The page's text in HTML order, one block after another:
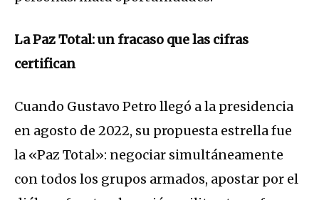
La Paz Total: un fracaso que las cifras
certifican
Cuando Gustavo Petro llegó a la presidencia
en agosto de 2022, su propuesta estrella fue
la «Paz Total»: negociar simultáneamente
con todos los grupos armados, apostar por el